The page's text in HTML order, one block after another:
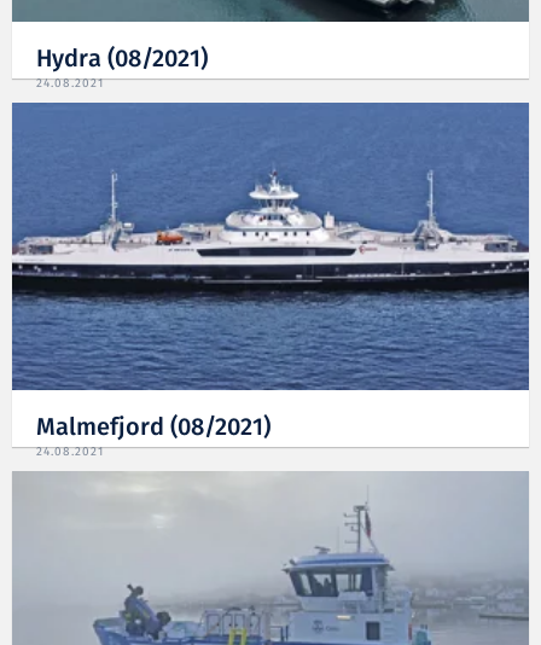
Hydra (08/2021)
24.08.2021
Malmefjord (08/2021)
24.08.2021